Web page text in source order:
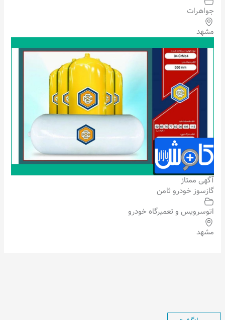
جواهرات
مشهد
آگهی ممتاز
گازسوز خودرو ثامن
اتوسرویس و تعمیرگاه خودرو
مشهد